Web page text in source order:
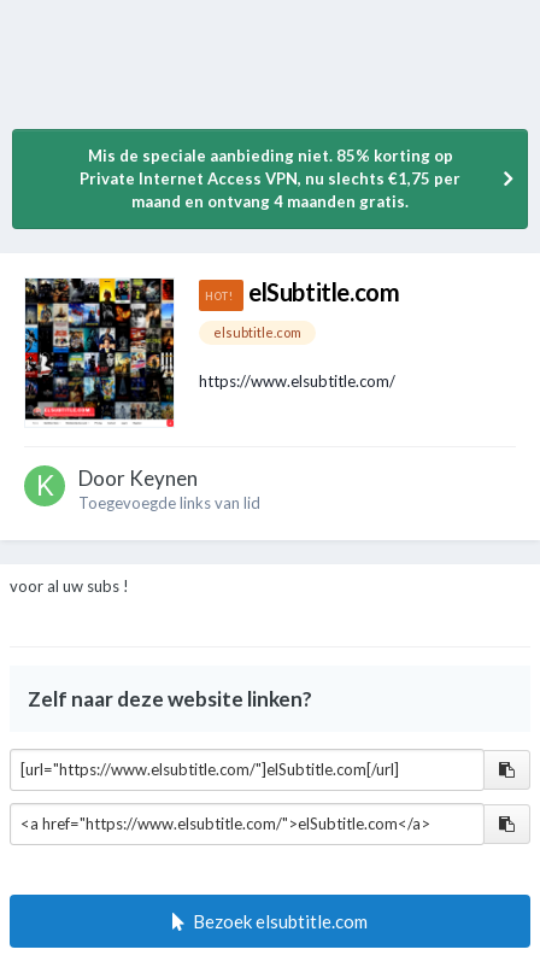
Mis de speciale aanbieding niet. 85% korting op
Private Internet Access VPN, nu slechts €1,75 per
maand en ontvang 4 maanden gratis.
elSubtitle.com
elsubtitle.com
https://www.elsubtitle.com/
Door Keynen
Toegevoegde links van lid
voor al uw subs !
Zelf naar deze website linken?
Bezoek elsubtitle.com